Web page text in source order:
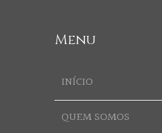
Menu
INÍCIO
QUEM SOMOS